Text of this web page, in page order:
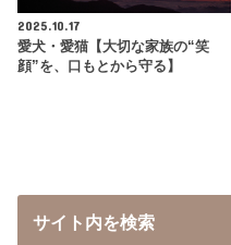
2025.10.17
愛犬・愛猫【大切な家族の“笑
顔”を、口もとから守る】
サイト内を検索